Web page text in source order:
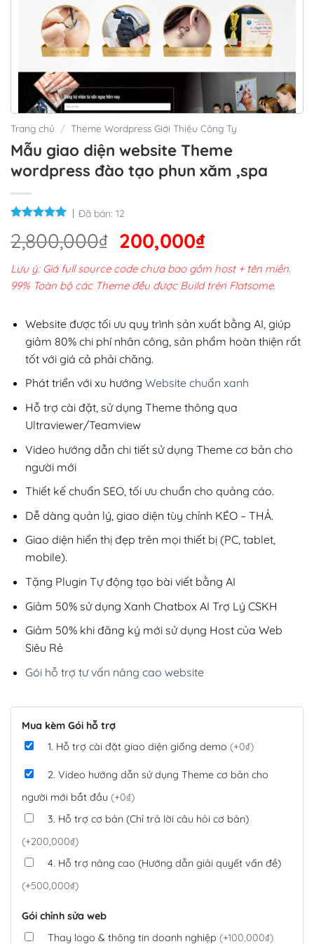
Trang chủ / Theme Wordpress Giới Thiệu Công Ty
Mẫu giao diện website Theme
wordpress đào tạo phun xăm ,spa
Đã bán: 12
2,800,000₫ Giá
gốc
là:
2,800,000₫.
200,000₫Giá
hiện
tại
200,000₫.
Lưu ý: Giá full source code chưa bao gồm host + tên miền.
99% Toàn bộ các Theme đều được Build trên Flatsome.
Website được tối ưu quy trình sản xuất bằng AI, giúp
giảm 80% chi phí nhân công, sản phẩm hoàn thiện rất
tốt với giá cả phải chăng.
Phát triển với xu hướng Website chuẩn xanh
Hỗ trợ cài đặt, sử dụng Theme thông qua
Ultraviewer/Teamview
Video hướng dẫn chi tiết sử dụng Theme cơ bản cho
người mới
Thiết kế chuẩn SEO, tối ưu chuẩn cho quảng cáo.
Dễ dàng quản lý, giao diện tùy chỉnh KÉO – THẢ.
Giao diện hiển thị đẹp trên mọi thiết bị (PC, tablet,
mobile).
Tặng Plugin Tự động tạo bài viết bằng AI
Giảm 50% sử dụng Xanh Chatbox AI Trợ Lý CSKH
Giảm 50% khi đăng ký mới sử dụng Host của Web
Siêu Rẻ
Gói hỗ trợ tư vấn nâng cao website
Mua kèm Gói hỗ trợ
1. Hỗ trợ cài đặt giao diện giống demo (+0₫)
2. Video hướng dẫn sử dụng Theme cơ bản cho
người mới bắt đầu (+0₫)
3. Hỗ trợ cơ bản (Chỉ trả lời câu hỏi cơ bản)
(+200,000₫)
4. Hỗ trợ nâng cao (Hướng dẫn giải quyết vấn đề)
(+500,000₫)
Gói chỉnh sửa web
Thay logo & thông tin doanh nghiệp (+100,000₫)